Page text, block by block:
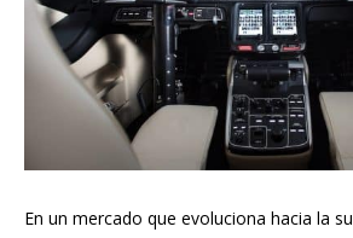
En un mercado que evoluciona hacia la